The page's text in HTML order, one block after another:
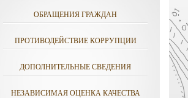
ОБРАЩЕНИЯ ГРАЖДАН
ПРОТИВОДЕЙСТВИЕ КОРРУПЦИИ
ДОПОЛНИТЕЛЬНЫЕ СВЕДЕНИЯ
НЕЗАВИСИМАЯ ОЦЕНКА КАЧЕСТВА